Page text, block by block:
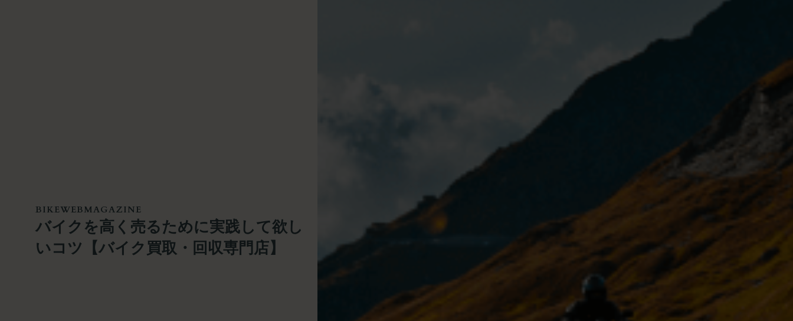
バイクを高く売るために実践して欲し
いコツ【バイク買取・回収専門店】
BIKEWEBMAGAZINE